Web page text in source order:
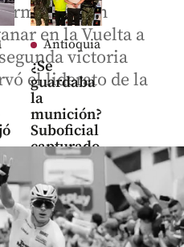
Antioquia
¿Se
guardaba
la
munición?
Suboficial
capturado
en cantón
militar de
Urabá
share
su gran
en la Vuelta a
victoria
el liderato de la